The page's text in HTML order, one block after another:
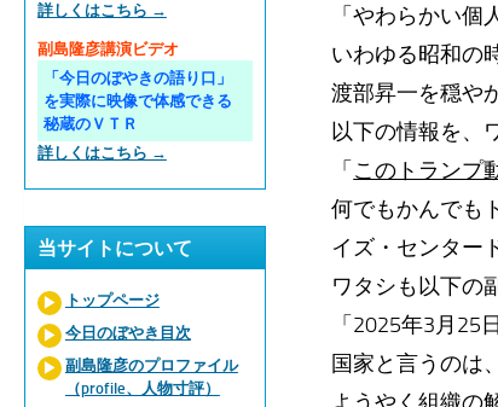
「やわらかい個
いわゆる昭和の
渡部昇一を穏や
以下の情報を、
「 このトランプ
何でもかんでも
イズ・センター
ワタシも以下の
「2025年3月25
国家と言うのは
詳しくはこちら →
副島隆彦講演ビデオ
「今日のぼやきの語り口」
を実際に映像で体感できる
秘蔵のＶＴＲ
詳しくはこちら →
当サイトについて
トップページ
今日のぼやき目次
副島隆彦のプロファイル
（profile、人物寸評）